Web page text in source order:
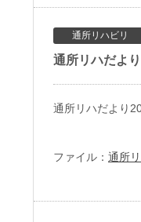
通所リハビリ
通所リハだよ
通所リハだより
ファイル： 通所